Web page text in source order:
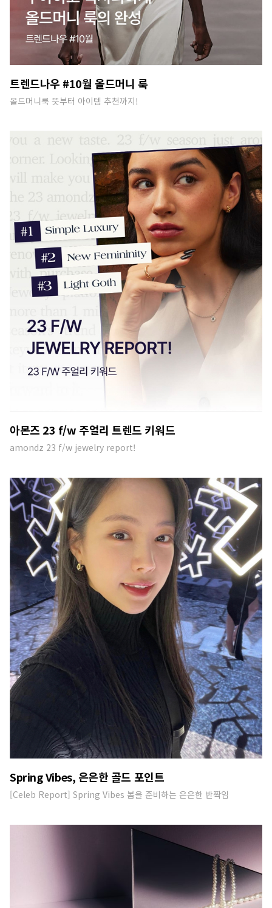
트렌드나우 #10월 올드머니 룩
올드머니룩 뜻부터 아이템 추천까지!
아몬즈 23 f/w 주얼리 트렌드 키워드
amondz 23 f/w jewelry report!
Spring Vibes, 은은한 골드 포인트
[Celeb Report] Spring Vibes 봄을 준비하는 은은한 반짝임